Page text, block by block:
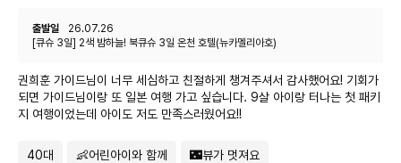
출발일
26.07.26
[큐슈 3일] 2색 밤하늘! 북큐슈 3일 온천 호텔(뉴카멜리아호)
권희훈 가이드님이 너무 세심하고 친절하게 챙겨주셔서 감사했어요! 기회가
되면 가이드님이랑 또 일본 여행 가고 싶습니다. 9살 아이랑 터나는 첫 패키
지 여행이었는데 아이도 저도 만족스러웠어요!!
40대 👶어린아이와 함께 🌃뷰가 멋져요